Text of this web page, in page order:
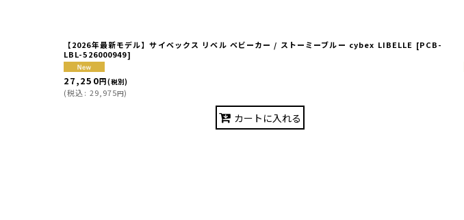
【2026年最新モデル】サイベックス リベル ベビーカー / ストーミーブルー cybex LIBELLE [PCB-
LBL-526000949]
27,250円(税別)
(税込: 29,975円)
カートに入れる